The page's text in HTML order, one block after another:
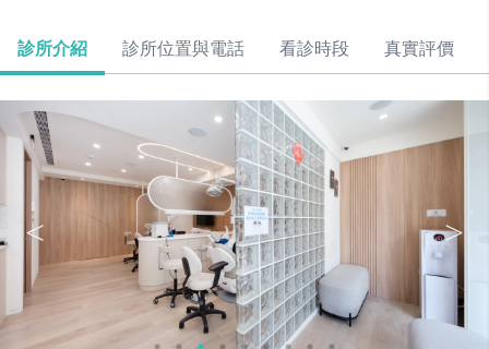
診所介紹 診所位置與電話 看診時段 真實評價